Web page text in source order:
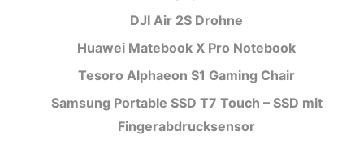
DJI Air 2S Drohne
Huawei Matebook X Pro Notebook
Tesoro Alphaeon S1 Gaming Chair
Samsung Portable SSD T7 Touch – SSD mit
Fingerabdrucksensor